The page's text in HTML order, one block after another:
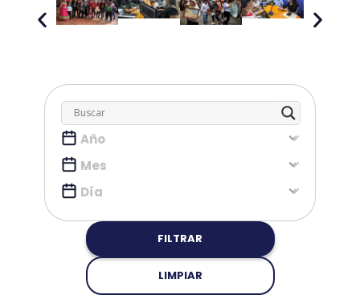
FILTRAR
LIMPIAR